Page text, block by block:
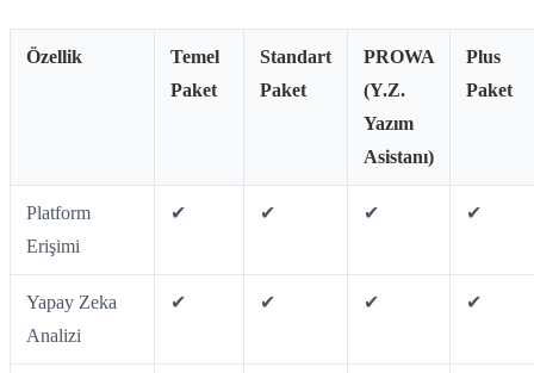
Özellik
Temel
Paket
Standart
Paket
PROWA
(Y.Z.
Yazım
Asistanı)
Plus
Paket
Platform
Erişimi
✔ ✔ ✔ ✔
Yapay Zeka
Analizi
✔ ✔ ✔ ✔